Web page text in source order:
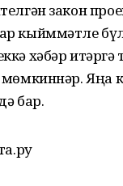
закон
кыйммәтле
хәбәр
Яңа
бар.